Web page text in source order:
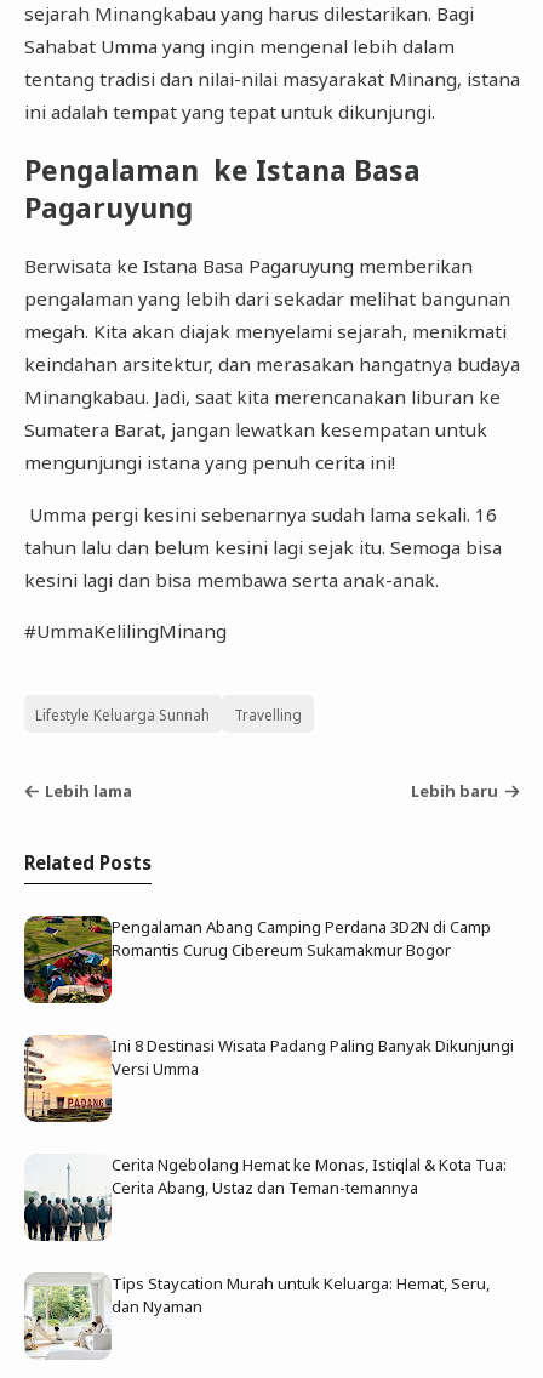
sejarah Minangkabau yang harus dilestarikan. Bagi
Sahabat Umma yang ingin mengenal lebih dalam
tentang tradisi dan nilai-nilai masyarakat Minang, istana
ini adalah tempat yang tepat untuk dikunjungi.
Pengalaman ke Istana Basa
Pagaruyung
Berwisata ke Istana Basa Pagaruyung memberikan
pengalaman yang lebih dari sekadar melihat bangunan
megah. Kita akan diajak menyelami sejarah, menikmati
keindahan arsitektur, dan merasakan hangatnya budaya
Minangkabau. Jadi, saat kita merencanakan liburan ke
Sumatera Barat, jangan lewatkan kesempatan untuk
mengunjungi istana yang penuh cerita ini!
Umma pergi kesini sebenarnya sudah lama sekali. 16
tahun lalu dan belum kesini lagi sejak itu. Semoga bisa
kesini lagi dan bisa membawa serta anak-anak.
#UmmaKelilingMinang
Lifestyle Keluarga Sunnah Travelling
Lebih lama Lebih baru
Related Posts
Pengalaman Abang Camping Perdana 3D2N di Camp
Romantis Curug Cibereum Sukamakmur Bogor
Ini 8 Destinasi Wisata Padang Paling Banyak Dikunjungi
Versi Umma
Cerita Ngebolang Hemat ke Monas, Istiqlal & Kota Tua:
Cerita Abang, Ustaz dan Teman-temannya
Tips Staycation Murah untuk Keluarga: Hemat, Seru,
dan Nyaman